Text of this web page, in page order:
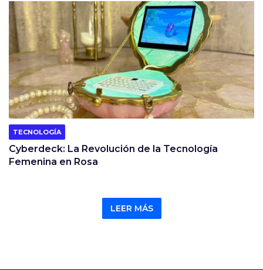
TECNOLOGÍA
Cyberdeck: La Revolución de la Tecnología
Femenina en Rosa
LEER MÁS